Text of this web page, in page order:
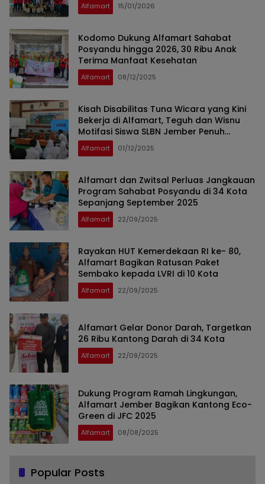
Alfamart 15/01/2026
Kodomo Dukung Alfamart Sahabat
Posyandu hingga 2026, 30 Ribu Anak
Terima Manfaat Kesehatan
Alfamart 08/12/2025
Kisah Disabilitas Tuna Wicara yang Kini
Bekerja di Alfamart, Teguh dan Wisnu
Motifasi Siswa SLBN Jember Penuh
Semangat
Alfamart 01/12/2025
Alfamart dan Zwitsal Perluas Jangkauan
Program Sahabat Posyandu di 34 Kota
Sepanjang September 2025
Alfamart 22/09/2025
Rayakan HUT Kemerdekaan RI ke- 80,
Alfamart Bagikan Ratusan Paket
Sembako kepada LVRI di 10 Kota
Alfamart 22/09/2025
Alfamart Gelar Donor Darah, Targetkan
26 Ribu Kantong Darah di 34 Kota
Alfamart 22/09/2025
Dukung Program Ramah Lingkungan,
Alfamart Jember Bagikan Kantong Eco-
Green di JFC 2025
Alfamart 08/08/2025
Popular Posts